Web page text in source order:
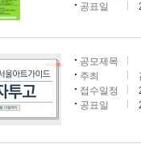
공표일
공모제목
주최
접수일정
공표일